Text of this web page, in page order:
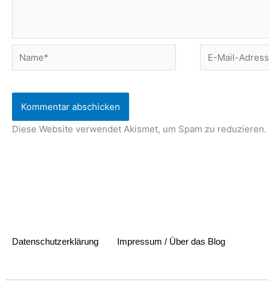
Name*
E-
Mail-
Diese Website verwendet Akismet, um Spam zu reduzieren.
Datenschutzerklärung Impressum / Über das Blog